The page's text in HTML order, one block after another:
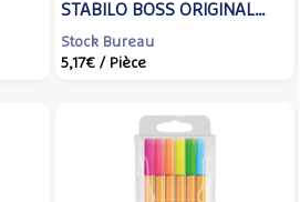
STABILO BOSS ORIGINAL
Pastel Assortis
Stock Bureau
5,17€ / Pièce